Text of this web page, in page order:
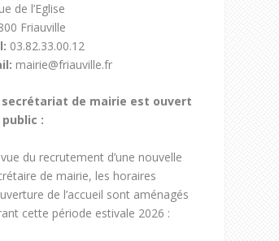
de l’Eglise
Friauville
03.82.33.00.12
mairie@friauville.fr
secrétariat de mairie est ouvert
public :
vue du recrutement d’une nouvelle
de mairie, les horaires
de l’accueil sont aménagés
cette période estivale 2026 :